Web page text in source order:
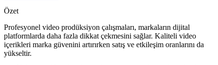
Özet
Profesyonel video prodüksiyon çalışmaları, markaların dijital
platformlarda daha fazla dikkat çekmesini sağlar. Kaliteli video
içerikleri marka güvenini artırırken satış ve etkileşim oranlarını da
yükseltir.